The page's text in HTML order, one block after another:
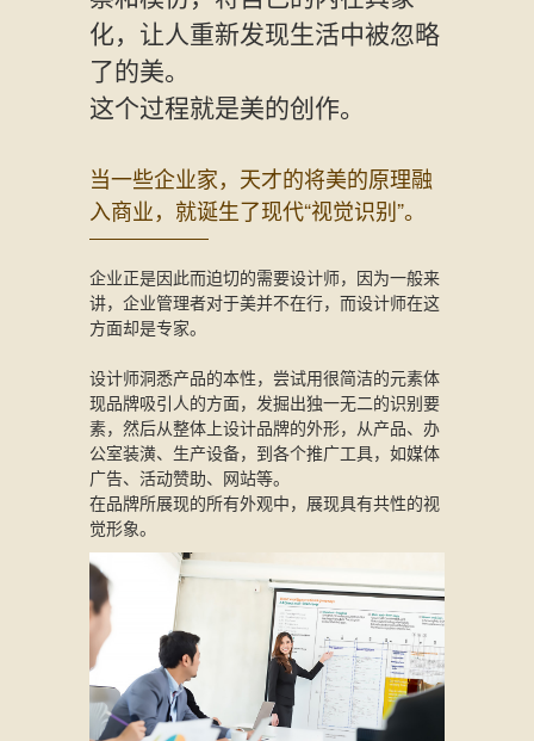
化，让人重新发现生活中被忽略
了的美。
这个过程就是美的创作。
当一些企业家，天才的将美的原理融
入商业，就诞生了现代“视觉识别”。
企业正是因此而迫切的需要设计师，因为一般来
讲，企业管理者对于美并不在行，而设计师在这
方面却是专家。
设计师洞悉产品的本性，尝试用很简洁的元素体
现品牌吸引人的方面，发掘出独一无二的识别要
素，然后从整体上设计品牌的外形，从产品、办
公室装潢、生产设备，到各个推广工具，如媒体
广告、活动赞助、网站等。
在品牌所展现的所有外观中，展现具有共性的视
觉形象。